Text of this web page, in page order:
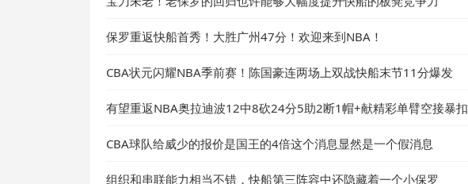
保罗重返快船首秀！大胜广州47分！欢迎来到NBA！
CBA状元闪耀NBA季前赛！陈国豪连两场上双战快船末节11分爆发
有望重返NBA奥拉迪波12中8砍24分5助2断1帽+献精彩单臂空接暴扣
CBA球队给威少的报价是国王的4倍这个消息显然是一个假消息
组织和串联能力相当不错，快船第三阵容中还隐藏着一个小保罗